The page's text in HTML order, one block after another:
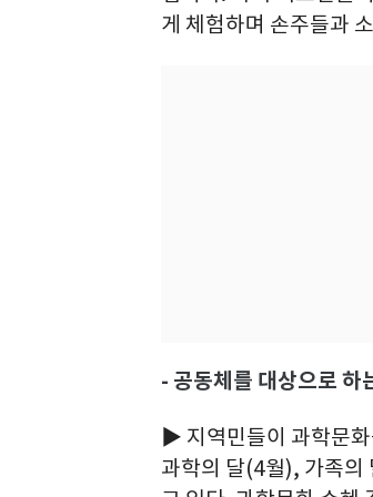
게 체험하며 손주들과
- 공동체를 대상으로 하
▶ 지역민들이 과학문
과학의 달(4월), 가족